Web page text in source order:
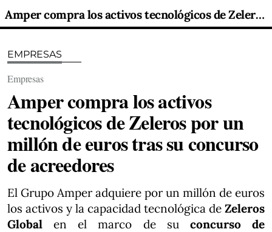
Amper compra los activos tecnológicos de Zeleros por un millón de euros tras su concurso de acreedores
EMPRESAS
Empresas
Amper compra los activos
tecnológicos de Zeleros por un
millón de euros tras su concurso
de acreedores
El Grupo Amper adquiere por un millón de euros
los activos y la capacidad tecnológica de Zeleros
Global en el marco de suconcurso de